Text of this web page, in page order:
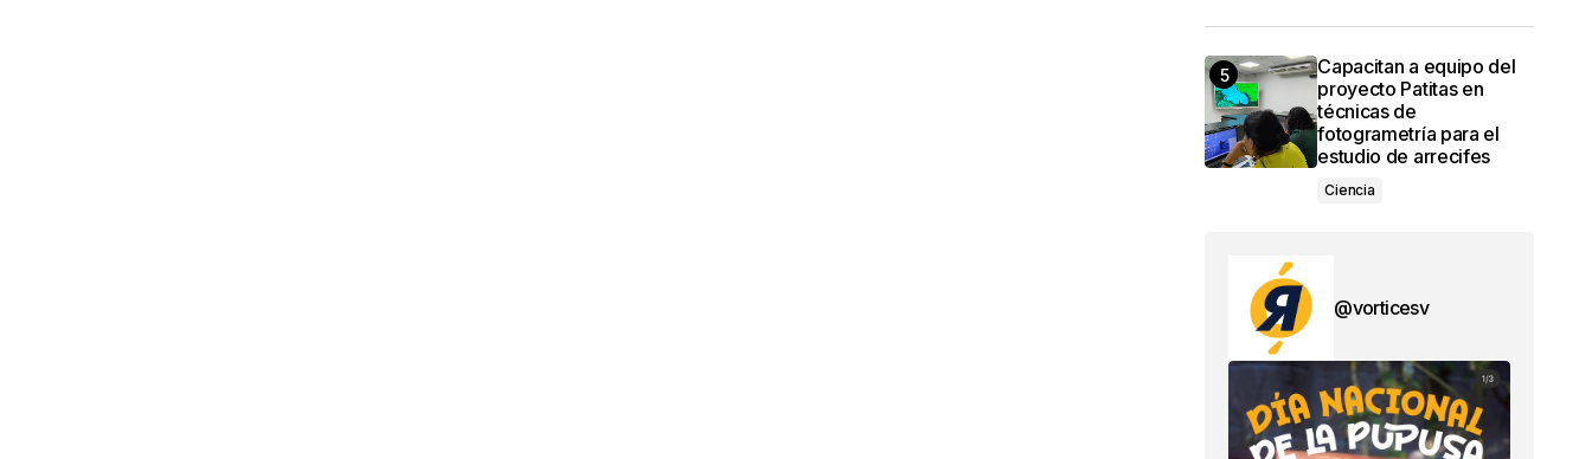
Capacitan a equipo del
proyecto Patitas en
técnicas de
fotogrametría para el
estudio de arrecifes
Ciencia
@vorticesv